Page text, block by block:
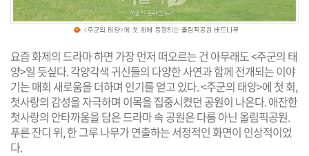
요즘 화제의 드라마 하면 가장 먼저 떠오르는 건 아무래도 <주군의 태
양>일 듯싶다. 각양각색 귀신들의 다양한 사연과 함께 전개되는 이야
기는 매회 새로움을 더하며 인기를 얻고 있다. <주군의 태양>에 첫 회,
첫사랑의 감성을 자극하며 이목을 집중시켰던 공원이 나온다. 애잔한
첫사랑의 안타까움을 담은 드라마 속 공원은 다름 아닌 올림픽공원.
푸른 잔디 위, 한 그루 나무가 연출하는 서정적인 화면이 인상적이었
다.